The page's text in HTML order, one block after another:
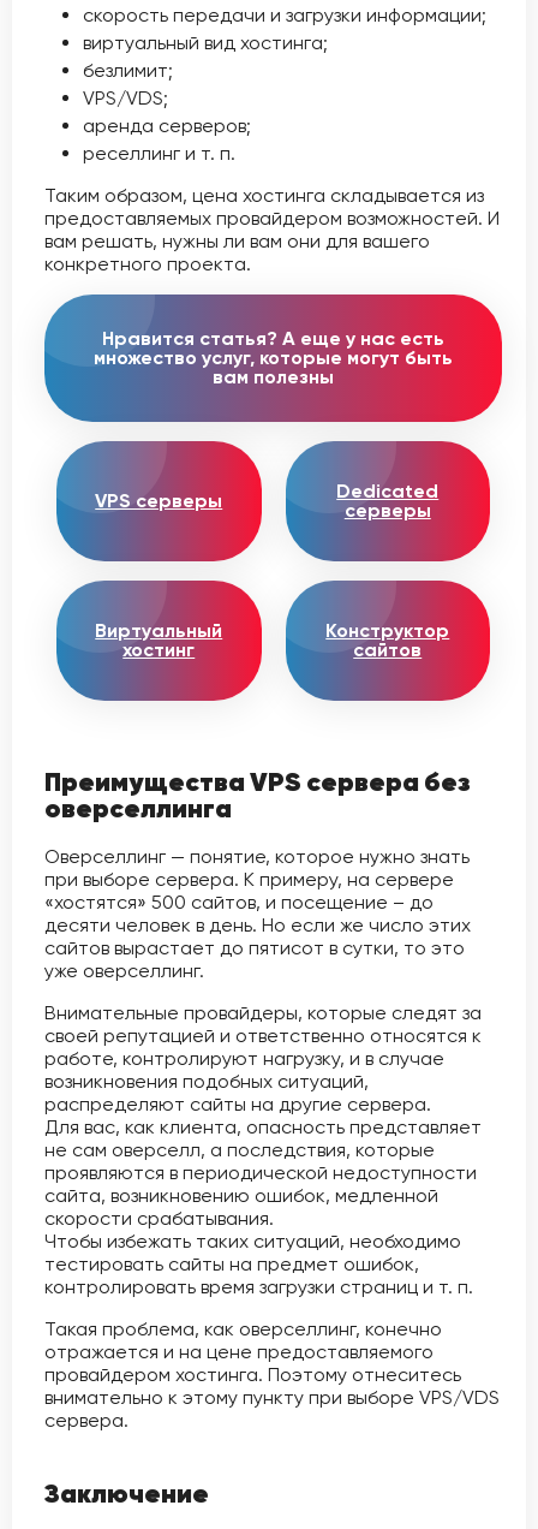
скорость передачи и загрузки информации;
виртуальный вид хостинга;
безлимит;
VPS/VDS;
аренда серверов;
реселлинг и т. п.
Таким образом, цена хостинга складывается из
предоставляемых провайдером возможностей. И
вам решать, нужны ли вам они для вашего
конкретного проекта.
Нравится статья? А еще у нас есть
множество услуг, которые могут быть
вам полезны
VPS серверы
Dedicated
серверы
Виртуальный
хостинг
Конструктор
сайтов
Преимущества VPS сервера без
оверселлинга
Оверселлинг — понятие, которое нужно знать
при выборе сервера. К примеру, на сервере
«хостятся» 500 сайтов, и посещение – до
десяти человек в день. Но если же число этих
сайтов вырастает до пятисот в сутки, то это
уже оверселлинг.
Внимательные провайдеры, которые следят за
своей репутацией и ответственно относятся к
работе, контролируют нагрузку, и в случае
возникновения подобных ситуаций,
распределяют сайты на другие сервера.
Для вас, как клиента, опасность представляет
не сам оверселл, а последствия, которые
проявляются в периодической недоступности
сайта, возникновению ошибок, медленной
скорости срабатывания.
Чтобы избежать таких ситуаций, необходимо
тестировать сайты на предмет ошибок,
контролировать время загрузки страниц и т. п.
Такая проблема, как оверселлинг, конечно
отражается и на цене предоставляемого
провайдером хостинга. Поэтому отнеситесь
внимательно к этому пункту при выборе VPS/VDS
сервера.
Заключение